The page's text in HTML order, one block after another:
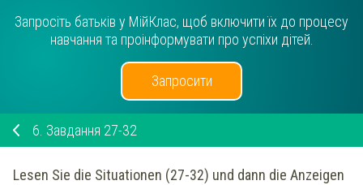
Запросіть батьків у МійКлас, щоб включити їх до процесу
навчання та проінформувати про успіхи дітей.
Запросити
6. Завдання 27-32
Lesen Sie die Situationen (27-32) und dann die Anzeigen